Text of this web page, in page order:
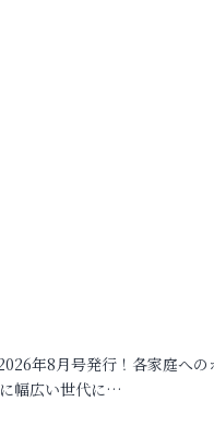
年8月号発行！各家庭へ
幅広い世代に…